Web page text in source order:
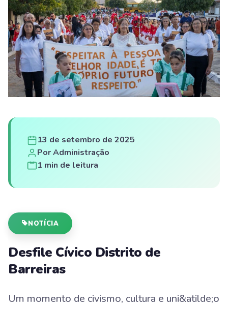
13 de setembro de 2025
Por Administração
1 min de leitura
NOTÍCIA
Desfile Cívico Distrito de
Barreiras
Um momento de civismo, cultura e uni&atilde;o